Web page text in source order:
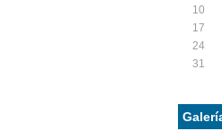
10
17
24
31